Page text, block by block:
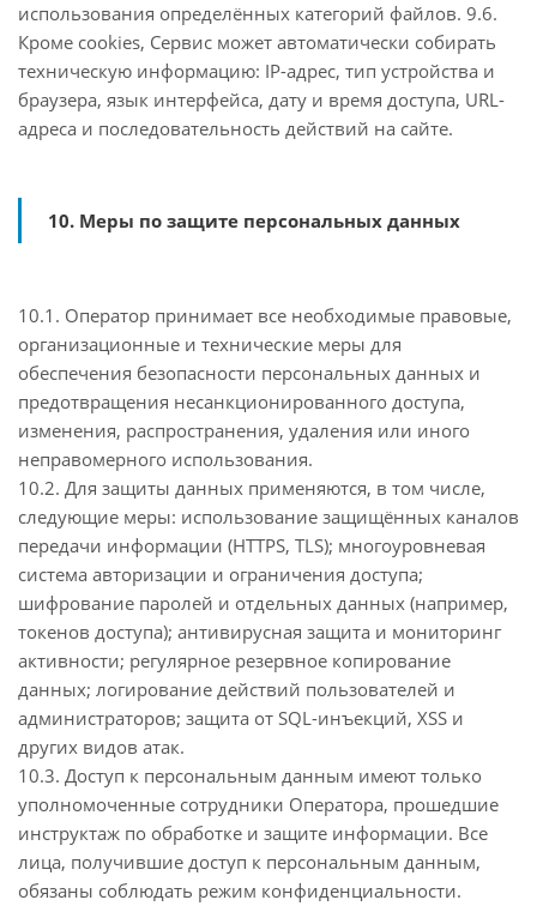
использования определённых категорий файлов. 9.6.
Кроме cookies, Сервис может автоматически собирать
техническую информацию: IP-адрес, тип устройства и
браузера, язык интерфейса, дату и время доступа, URL-
адреса и последовательность действий на сайте.
10. Меры по защите персональных данных
10.1. Оператор принимает все необходимые правовые,
организационные и технические меры для
обеспечения безопасности персональных данных и
предотвращения несанкционированного доступа,
изменения, распространения, удаления или иного
неправомерного использования.
10.2. Для защиты данных применяются, в том числе,
следующие меры: использование защищённых каналов
передачи информации (HTTPS, TLS); многоуровневая
система авторизации и ограничения доступа;
шифрование паролей и отдельных данных (например,
токенов доступа); антивирусная защита и мониторинг
активности; регулярное резервное копирование
данных; логирование действий пользователей и
администраторов; защита от SQL-инъекций, XSS и
других видов атак.
10.3. Доступ к персональным данным имеют только
уполномоченные сотрудники Оператора, прошедшие
инструктаж по обработке и защите информации. Все
лица, получившие доступ к персональным данным,
обязаны соблюдать режим конфиденциальности.